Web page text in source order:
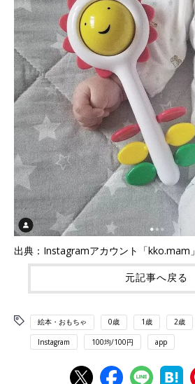
出典：Instagramアカウント「kko.mam」
元記事へ戻る
絵本・おもちゃ 0歳 1歳 2歳
Instagram 100均/100円 app